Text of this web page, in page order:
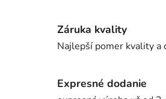
Záruka kvality
Najlepší pomer kvality a
Expresné dodanie